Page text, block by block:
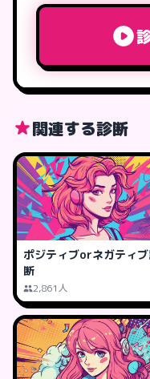
関連する診断
ポジティブorネガティ
断
2,861人